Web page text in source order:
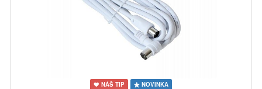
NÁŠ TIP NOVINKA